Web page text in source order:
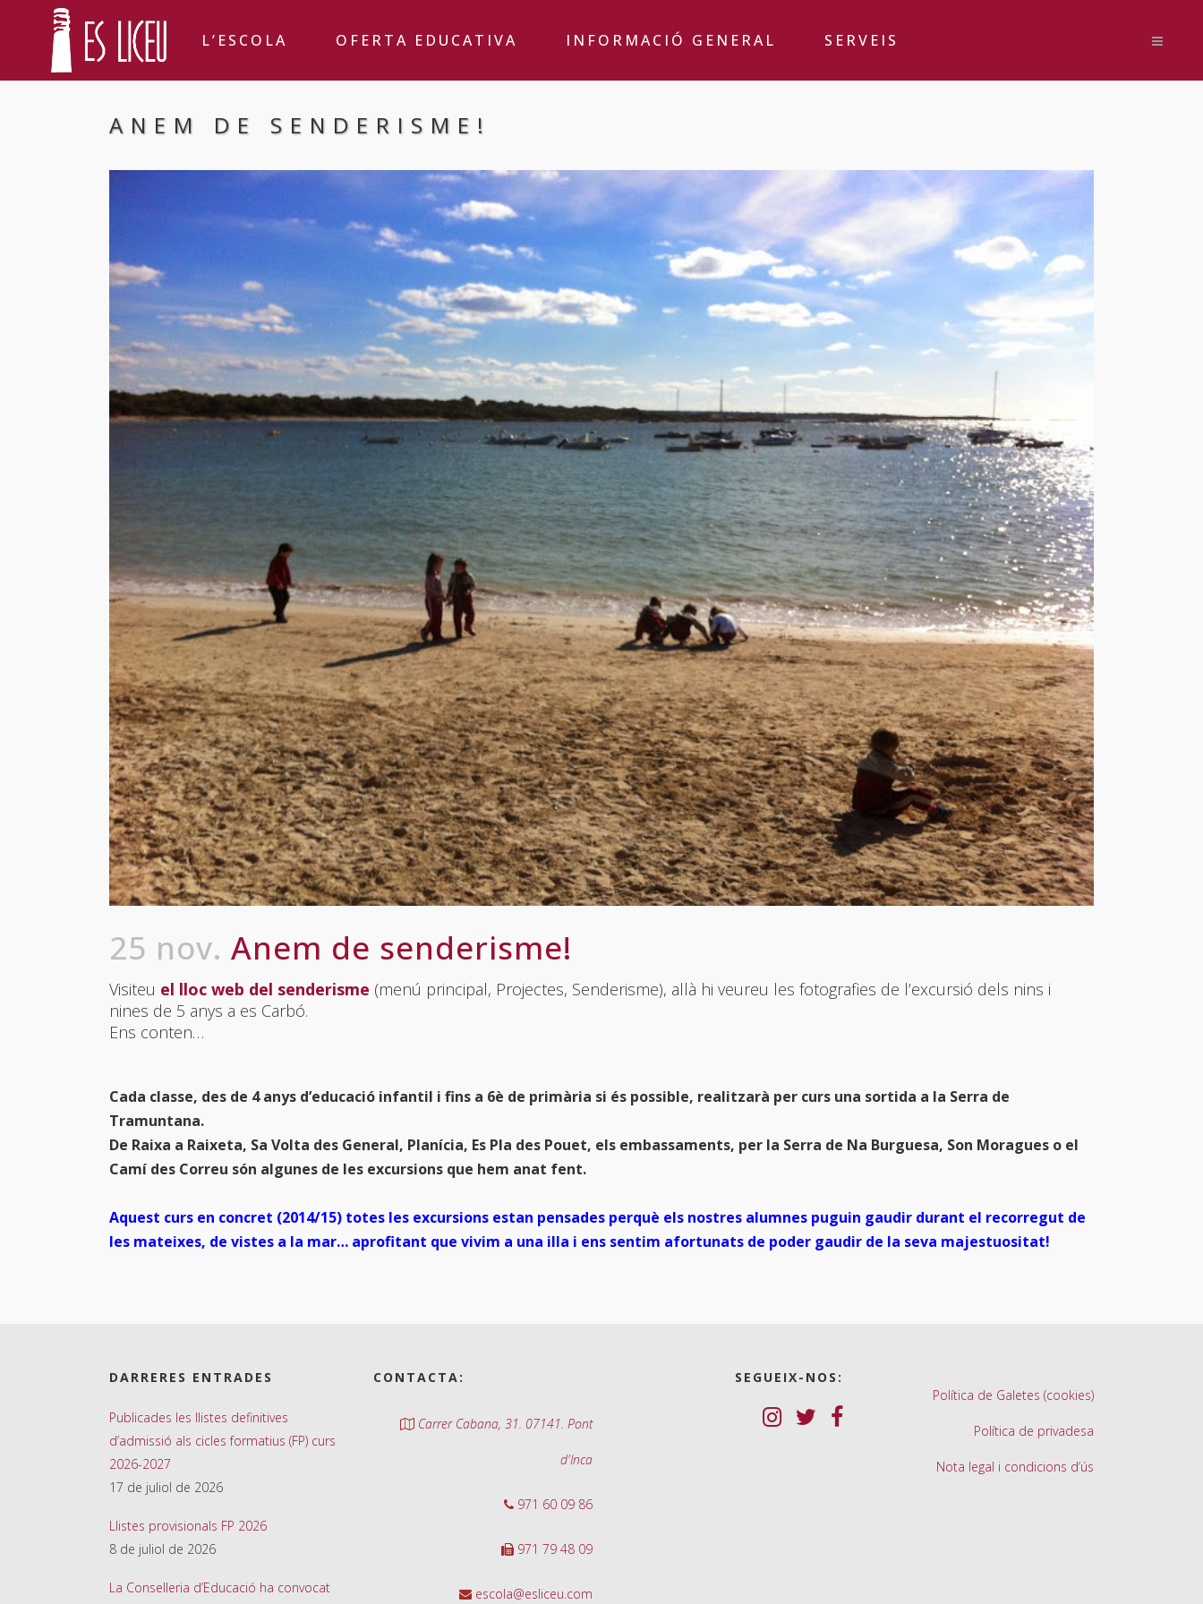
L’ESCOLA OFERTA EDUCATIVA INFORMACIÓ GENERAL SERVEIS
ANEM DE SENDERISME!
25 nov. Anem de senderisme!
Visiteu el lloc web del senderisme (menú principal, Projectes, Senderisme), allà hi veureu les fotografies de l’excursió dels nins i
nines de 5 anys a es Carbó.
Ens conten…
Cada classe, des de 4 anys d’educació infantil i fins a 6è de primària si és possible, realitzarà per curs una sortida a la Serra de
Tramuntana.
De Raixa a Raixeta, Sa Volta des General, Planícia, Es Pla des Pouet, els embassaments, per la Serra de Na Burguesa, Son Moragues o el
Camí des Correu són algunes de les excursions que hem anat fent.
Aquest curs en concret (2014/15) totes les excursions estan pensades perquè els nostres alumnes puguin gaudir durant el recorregut de
les mateixes, de vistes a la mar… aprofitant que vivim a una illa i ens sentim afortunats de poder gaudir de la seva majestuositat!
DARRERES ENTRADES
Publicades les llistes definitives
d’admissió als cicles formatius (FP) curs
2026-2027
17 de juliol de 2026
Llistes provisionals FP 2026
8 de juliol de 2026
La Conselleria d’Educació ha convocat
CONTACTA:
Carrer Cabana, 31. 07141. Pont
d'Inca
971 60 09 86
971 79 48 09
escola@esliceu.com
SEGUEIX-NOS:
Política de Galetes (cookies)
Política de privadesa
Nota legal i condicions d’ús